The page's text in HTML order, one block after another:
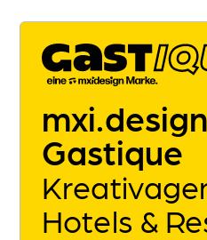
Gastique
Hotels &